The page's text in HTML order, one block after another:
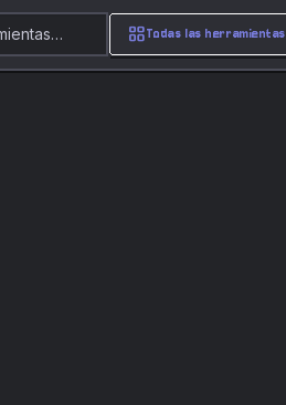
grid_viewTodas las herramientas